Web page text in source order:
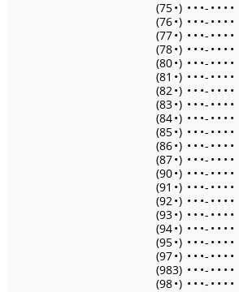
(75•) • • •- • • • •
(76•) • • •- • • • •
(77•) • • •- • • • •
(78•) • • •- • • • •
(80•) • • •- • • • •
(81 •) • • •- • • • •
(82•) • • •- • • • •
(83•) • • •- • • • •
(84•) • • •- • • • •
(85•) • • •- • • • •
(86•) • • •- • • • •
(87•) • • •- • • • •
(90•) • • •- • • • •
(91 •) • • •- • • • •
(92•) • • •- • • • •
(93•) • • •- • • • •
(94•) • • •- • • • •
(95•) • • •- • • • •
(97•) • • •- • • • •
(983) • • •- • • • •
(98•) • • •- • • • •